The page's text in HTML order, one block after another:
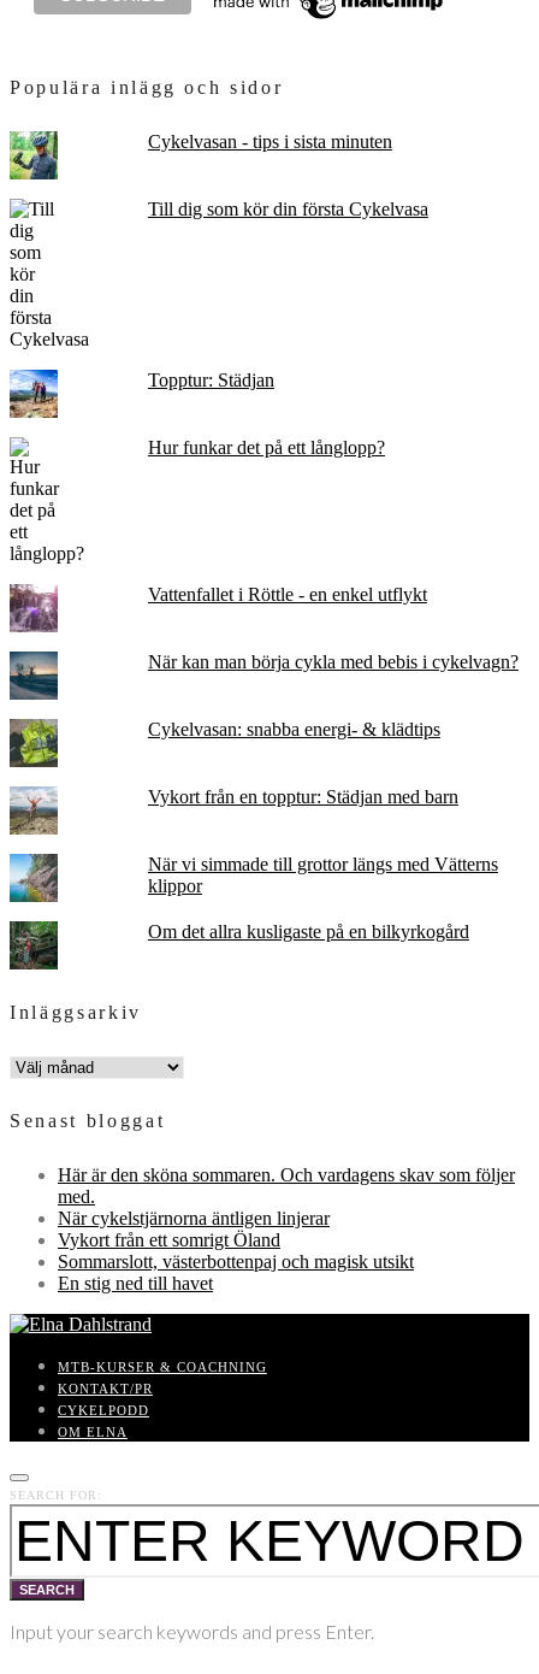
Populära inlägg och sidor
Cykelvasan - tips i sista minuten
Till dig som kör din första Cykelvasa
Topptur: Städjan
Hur funkar det på ett långlopp?
Vattenfallet i Röttle - en enkel utflykt
När kan man börja cykla med bebis i cykelvagn?
Cykelvasan: snabba energi- & klädtips
Vykort från en topptur: Städjan med barn
När vi simmade till grottor längs med Vätterns
klippor
Om det allra kusligaste på en bilkyrkogård
Inläggsarkiv
INLÄGGSARKIV
Senast bloggat
Här är den sköna sommaren. Och vardagens skav som följer
med.
När cykelstjärnorna äntligen linjerar
Vykort från ett somrigt Öland
Sommarslott, västerbottenpaj och magisk utsikt
En stig ned till havet
MTB-KURSER & COACHNING
KONTAKT/PR
CYKELPODD
OM ELNA
SEARCH FOR:
SEARCH
Input your search keywords and press Enter.